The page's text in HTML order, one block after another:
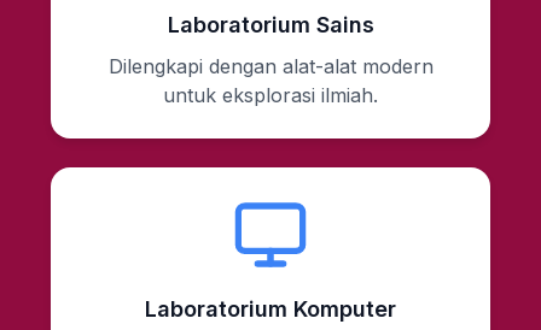
Laboratorium Sains
Dilengkapi dengan alat-alat modern
untuk eksplorasi ilmiah.
Laboratorium Komputer